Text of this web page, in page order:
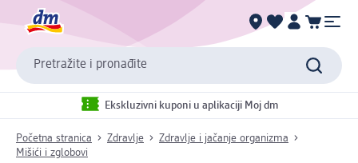
Pretražite i pronađite
Ekskluzivni kuponi u aplikaciji Moj dm
Početna stranica Zdravlje
Zdravlje i jačanje organizma
Mišići i zglobovi